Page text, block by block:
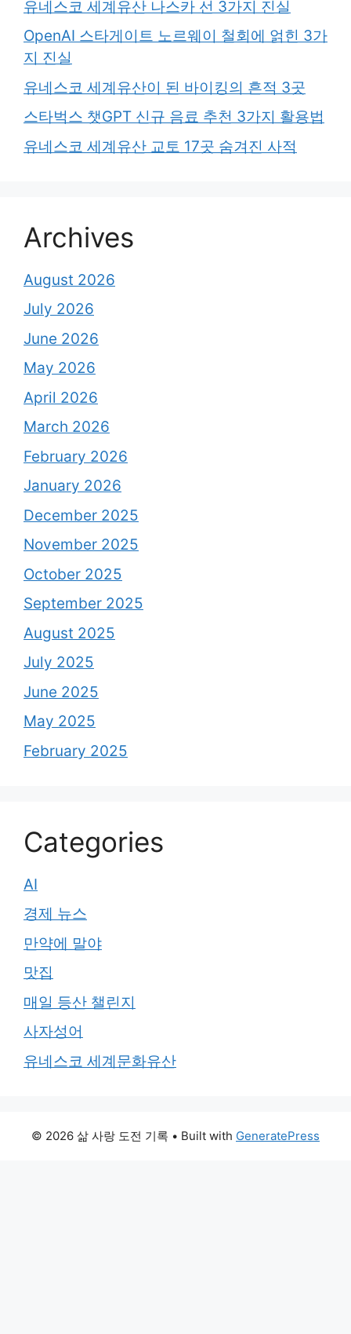
유네스코 세계유산 나스카 선 3가지 진실
OpenAI 스타게이트 노르웨이 철회에 얽힌 3가
지 진실
유네스코 세계유산이 된 바이킹의 흔적 3곳
스타벅스 챗GPT 신규 음료 추천 3가지 활용법
유네스코 세계유산 교토 17곳 숨겨진 사적
Archives
August 2026
July 2026
June 2026
May 2026
April 2026
March 2026
February 2026
January 2026
December 2025
November 2025
October 2025
September 2025
August 2025
July 2025
June 2025
May 2025
February 2025
Categories
AI
경제 뉴스
만약에 말야
맛집
매일 등산 챌린지
사자성어
유네스코 세계문화유산
© 2026 삶 사랑 도전 기록 • Built with GeneratePress